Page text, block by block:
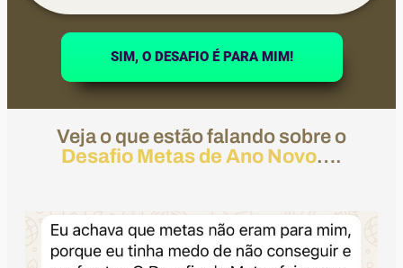
SIM, O DESAFIO É PARA MIM!
Veja o que estão falando sobre o
Desafio Metas de Ano Novo….